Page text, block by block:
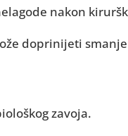
nakon
doprinijeti
zavoja.